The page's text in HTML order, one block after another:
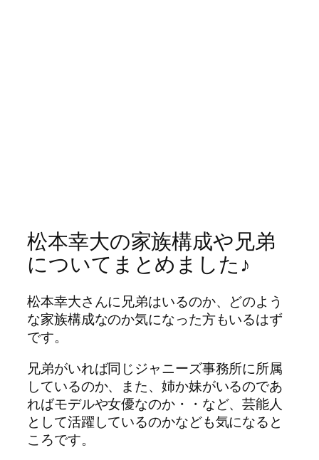
松本幸大の家族構成や兄弟
についてまとめました♪
松本幸大さんに兄弟はいるのか、どのよう
な家族構成なのか気になった方もいるはず
です。
兄弟がいれば同じジャニーズ事務所に所属
しているのか、また、姉か妹がいるのであ
ればモデルや女優なのか・・など、芸能人
として活躍しているのかなども気になると
ころです。